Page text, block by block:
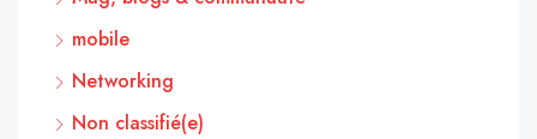
mobile
Networking
Non classifié(e)